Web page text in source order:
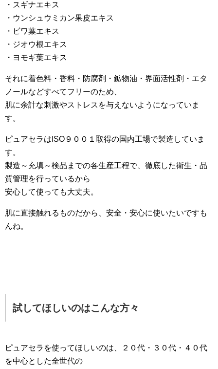
・スギナエキス
・ウンシュウミカン果皮エキス
・ビワ葉エキス
・ジオウ根エキス
・ヨモギ葉エキス
それに着色料・香料・防腐剤・鉱物油・界面活性剤・エタ
ノールなどすべてフリーのため、
肌に余計な刺激やストレスを与えないようになっていま
す。
ピュアセラはISO９００１取得の国内工場で製造していま
す。
製造～充填～検品までの各生産工程で、徹底した衛生・品
質管理を行っているから
安心して使っても大丈夫。
肌に直接触れるものだから、安全・安心に使いたいですも
んね。
試してほしいのはこんな方々
ピュアセラを使ってほしいのは、２０代・３０代・４０代
を中心とした全世代の